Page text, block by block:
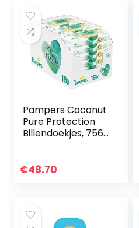
Pampers Coconut
Pure Protection
Billendoekjes, 756
Met 100%
€48.70